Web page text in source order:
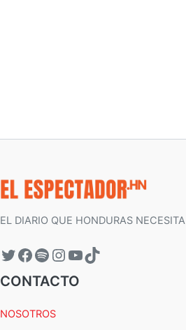
EL DIARIO QUE HONDURAS NECESITA
CONTACTO
NOSOTROS